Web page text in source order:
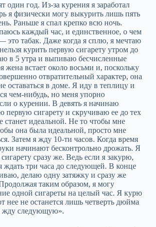
один год. Из‑за курения я заработал
я физически могу выкурить лишь пять
Раньше я спал крепко всю ночь.
каждый час, и единственное, о чем
это табак. Даже когда я сплю, я мечтаю
курить первую сигарету утром до
в 5 утра и выпиваю бесчисленные
жена встает около восьми и, поскольку
отвратительный характер, она
оставаться в доме. Я иду в теплицу и
чем‑нибудь, но меня упорно
о курении. В девять я начинаю
первую сигарету и скручиваю ее до тех
станет идеальной. Не то чтобы мне
она была идеальной, просто мне
Затем я жду 10‑ти часов. Когда время
начинают бесконтрольно дрожать. Я
сразу же. Ведь если я закурю,
ждать три часа до следующей. В конце
делаю одну затяжку и сразу же
таким образом, я могу
одной сигареты на целый час. Я курю
нее не останется лишь четверть дюйма
жду следующую».